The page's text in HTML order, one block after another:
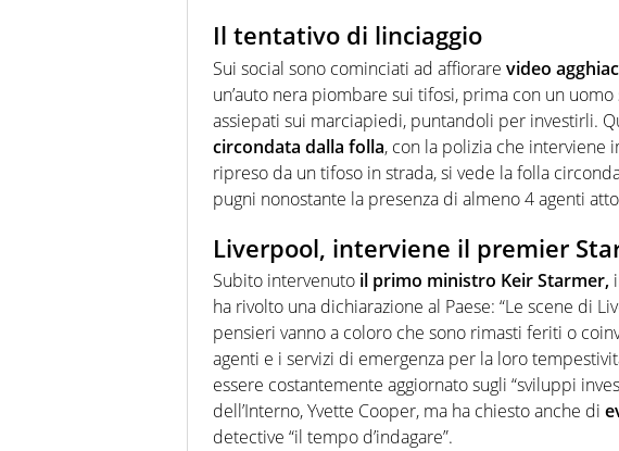
Il tentativo di linciaggio
Sui social sono cominciati ad affiorare video
un’auto nera piombare sui tifosi, prima con un
assiepati sui marciapiedi, puntandoli per investirli.
circondata dalla folla, con la polizia che interviene
ripreso da un tifoso in strada, si vede la folla
pugni nonostante la presenza di almeno 4 agenti
Liverpool, interviene il premier
Subito intervenuto il primo ministro Keir Starmer,
ha rivolto una dichiarazione al Paese: “Le scene di
pensieri vanno a coloro che sono rimasti feriti o
agenti e i servizi di emergenza per la loro
essere costantemente aggiornato sugli “sviluppi
dell’Interno, Yvette Cooper, ma ha chiesto anche di
detective “il tempo d’indagare”.